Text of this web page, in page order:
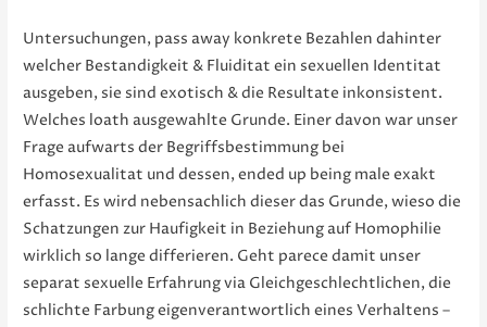
Untersuchungen, pass away konkrete Bezahlen dahinter
welcher Bestandigkeit & Fluiditat ein sexuellen Identitat
ausgeben, sie sind exotisch & die Resultate inkonsistent.
Welches loath ausgewahlte Grunde. Einer davon war unser
Frage aufwarts der Begriffsbestimmung bei
Homosexualitat und dessen, ended up being male exakt
erfasst. Es wird nebensachlich dieser das Grunde, wieso die
Schatzungen zur Haufigkeit in Beziehung auf Homophilie
wirklich so lange differieren. Geht parece damit unser
separat sexuelle Erfahrung via Gleichgeschlechtlichen, die
schlichte Farbung eigenverantwortlich eines Verhaltens –